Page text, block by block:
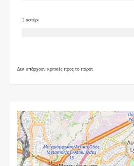
1 αστέρι
Δεν υπάρχουν κριτικές προς το παρόν